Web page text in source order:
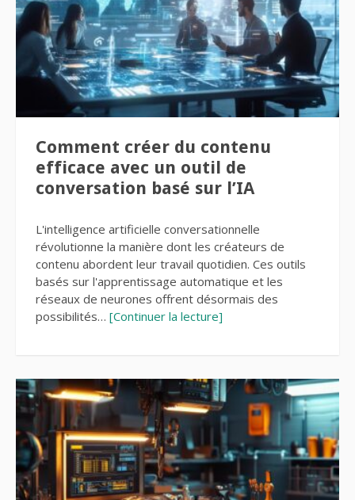
Comment créer du contenu
efficace avec un outil de
conversation basé sur l’IA
L'intelligence artificielle conversationnelle
révolutionne la manière dont les créateurs de
contenu abordent leur travail quotidien. Ces outils
basés sur l'apprentissage automatique et les
réseaux de neurones offrent désormais des
possibilités… [Continuer la lecture]